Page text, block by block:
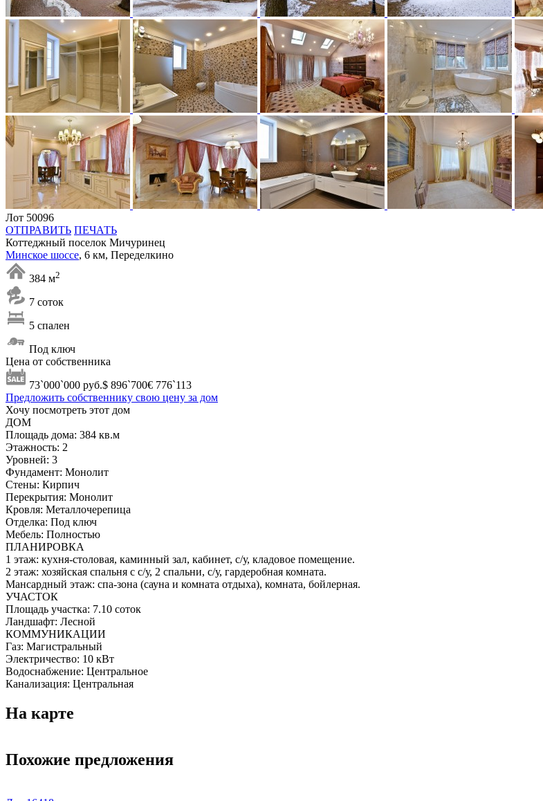
Лот 50096
ОТПРАВИТЬ ПЕЧАТЬ
Коттеджный поселок Мичуринец
Минское шоссе, 6 км, Переделкино
384 м2
7 соток
5 спален
Под ключ
Цена от собственника
73`000`000 руб.$ 896`700€ 776`113
Предложить собственнику свою цену за дом
Хочу посмотреть этот дом
ДОМ
Площадь дома: 384 кв.м
Этажность: 2
Уровней: 3
Фундамент: Монолит
Стены: Кирпич
Перекрытия: Монолит
Кровля: Металлочерепица
Отделка: Под ключ
Мебель: Полностью
ПЛАНИРОВКА
1 этаж: кухня-столовая, каминный зал, кабинет, с/у, кладовое помещение.
2 этаж: хозяйская спальня с с/у, 2 спальни, с/у, гардеробная комната.
Мансардный этаж: спа-зона (сауна и комната отдыха), комната, бойлерная.
УЧАСТОК
Площадь участка: 7.10 соток
Ландшафт: Лесной
КОММУНИКАЦИИ
Газ: Магистральный
Электричество: 10 кВт
Водоснабжение: Центральное
Канализация: Центральная
На карте
Похожие предложения